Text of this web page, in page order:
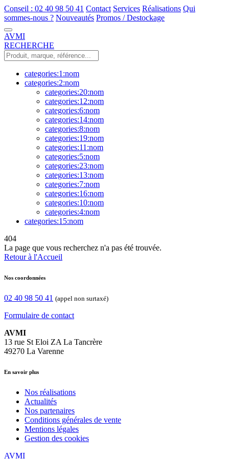
Conseil : 02 40 98 50 41 Contact Services Réalisations Qui
sommes-nous ? Nouveautés Promos / Destockage
AVMI
RECHERCHE
categories:1:nom
categories:2:nom
categories:20:nom
categories:12:nom
categories:6:nom
categories:14:nom
categories:8:nom
categories:19:nom
categories:11:nom
categories:5:nom
categories:23:nom
categories:13:nom
categories:7:nom
categories:16:nom
categories:10:nom
categories:4:nom
categories:15:nom
404
La page que vous recherchez n'a pas été trouvée.
Retour à l'Accueil
Nos coordonnées
02 40 98 50 41 (appel non surtaxé)
Formulaire de contact
AVMI
13 rue St Eloi ZA La Tancrère
49270 La Varenne
En savoir plus
Nos réalisations
Actualités
Nos partenaires
Conditions générales de vente
Mentions légales
Gestion des cookies
AVMI